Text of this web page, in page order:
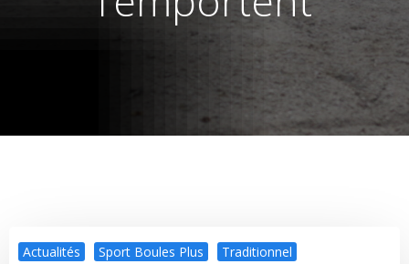
Actualités Sport Boules Plus Traditionnel